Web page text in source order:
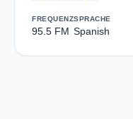
FREQUENZ
95.5 FM
SPRACHE
Spanish